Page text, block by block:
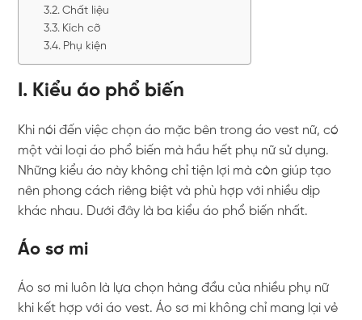
Chất liệu
Kích cỡ
Phụ kiện
I. Kiểu áo phổ biến
Khi nói đến việc chọn áo mặc bên trong áo vest nữ, có
một vài loại áo phổ biến mà hầu hết phụ nữ sử dụng.
Những kiểu áo này không chỉ tiện lợi mà còn giúp tạo
nên phong cách riêng biệt và phù hợp với nhiều dịp
khác nhau. Dưới đây là ba kiểu áo phổ biến nhất.
Áo sơ mi
Áo sơ mi luôn là lựa chọn hàng đầu của nhiều phụ nữ
khi kết hợp với áo vest. Áo sơ mi không chỉ mang lại vẻ